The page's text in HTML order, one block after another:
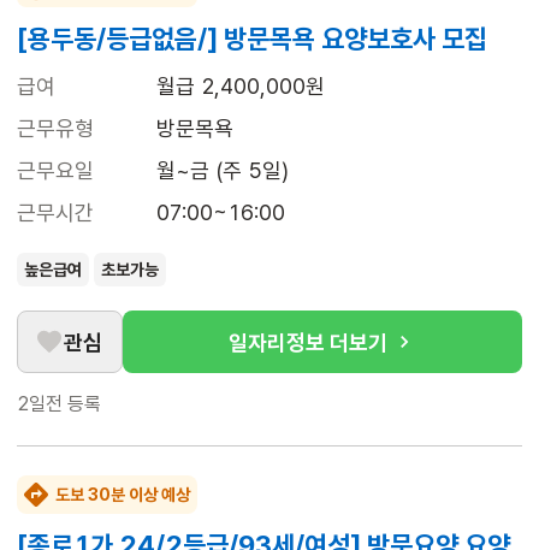
[용두동/등급없음/] 방문목욕 요양보호사 모집
급여
월급 2,400,000원
근무유형
방문목욕
근무요일
월~금 (주 5일)
근무시간
07:00~16:00
높은급여 초보가능
관심 일자리정보 더보기
2일전 등록
도보 30분 이상 예상